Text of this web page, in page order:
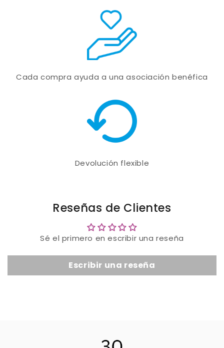
Cada compra ayuda a una asociación benéfica
Devolución flexible
Reseñas de Clientes
Sé el primero en escribir una reseña
Escribir una reseña